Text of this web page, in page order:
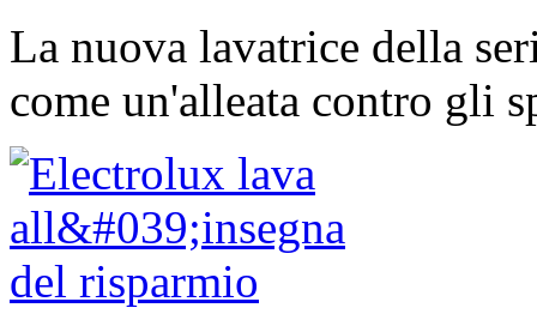
La nuova lavatrice della
come un'alleata contro gli